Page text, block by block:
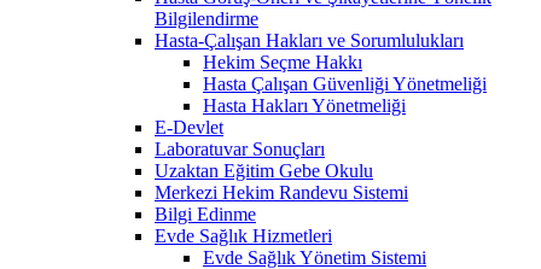
Bilgilendirme
Hasta-Çalışan Hakları ve Sorumlulukları
Hekim Seçme Hakkı
Hasta Çalışan Güvenliği Yönetmeliği
Hasta Hakları Yönetmeliği
E-Devlet
Laboratuvar Sonuçları
Uzaktan Eğitim Gebe Okulu
Merkezi Hekim Randevu Sistemi
Bilgi Edinme
Evde Sağlık Hizmetleri
Evde Sağlık Yönetim Sistemi